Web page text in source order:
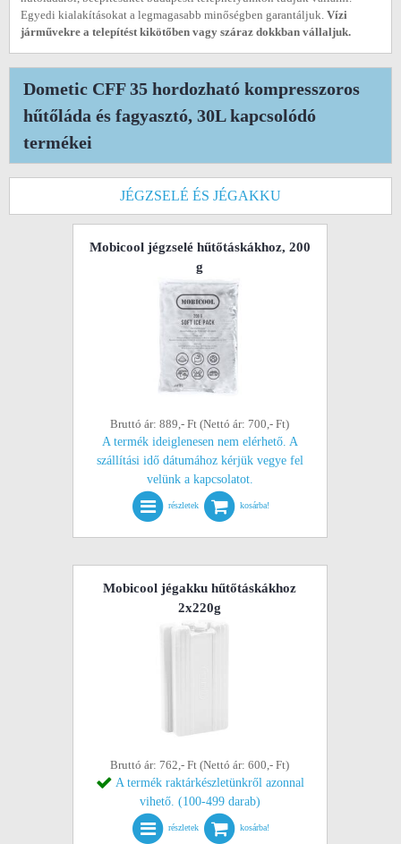
Egyedi kialakításokat a legmagasabb minőségben garantáljuk. Vízi
járművekre a telepítést kikötőben vagy száraz dokkban vállaljuk.
Dometic CFF 35 hordozható kompresszoros
hűtőláda és fagyasztó, 30L kapcsolódó
termékei
JÉGZSELÉ ÉS JÉGAKKU
Mobicool jégzselé hűtőtáskákhoz, 200
g
Bruttó ár: 889,- Ft (Nettó ár: 700,- Ft)
A termék ideiglenesen nem elérhető. A
szállítási idő dátumához kérjük vegye fel
velünk a kapcsolatot.
részletek kosárba!
Mobicool jégakku hűtőtáskákhoz
2x220g
Bruttó ár: 762,- Ft (Nettó ár: 600,- Ft)
A termék raktárkészletünkről azonnal
vihető. (100-499 darab)
részletek kosárba!